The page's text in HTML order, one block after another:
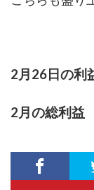
2月26日の
2月の総利益